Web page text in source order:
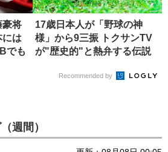
豪将
には
でも
17歳日本人が「野球の神
様」から9三振 トクサンTV
が"歴史的"と熱弁する伝説
Recommended by
週間）